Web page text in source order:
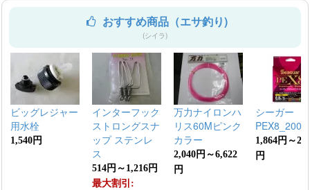
おすすめ商品（エサ釣り)
(シイラ)
ビッグレジャー
用水栓
1,540円
インターフック
ストロングスナ
ップ ステンレ
ス
514円～1,216円
最大割引:
万力ナイロンハ
リス60Mピンク
カラー
2,040円～6,622
円
シーガー
PEX8_200m
1,864円～
円